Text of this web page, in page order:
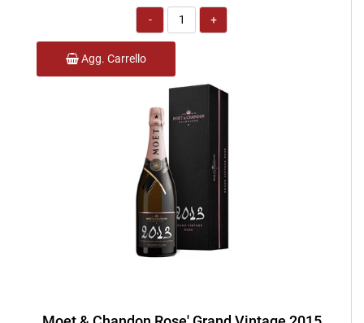
Quantità
Agg. Carrello